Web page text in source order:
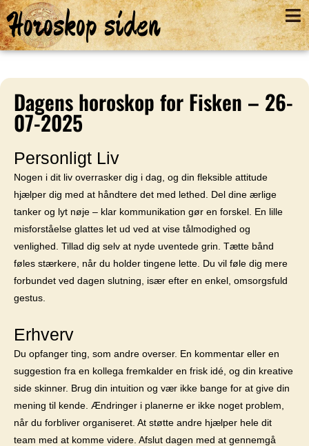
Horoskop siden
Dagens horoskop for Fisken – 26-
07-2025
Personligt Liv
Nogen i dit liv overrasker dig i dag, og din fleksible attitude
hjælper dig med at håndtere det med lethed. Del dine ærlige
tanker og lyt nøje – klar kommunikation gør en forskel. En lille
misforståelse glattes let ud ved at vise tålmodighed og
venlighed. Tillad dig selv at nyde uventede grin. Tætte bånd
føles stærkere, når du holder tingene lette. Du vil føle dig mere
forbundet ved dagen slutning, især efter en enkel, omsorgsfuld
gestus.
Erhverv
Du opfanger ting, som andre overser. En kommentar eller en
suggestion fra en kollega fremkalder en frisk idé, og din kreative
side skinner. Brug din intuition og vær ikke bange for at give din
mening til kende. Ændringer i planerne er ikke noget problem,
når du forbliver organiseret. At støtte andre hjælper hele dit
team med at komme videre. Afslut dagen med at gennemgå